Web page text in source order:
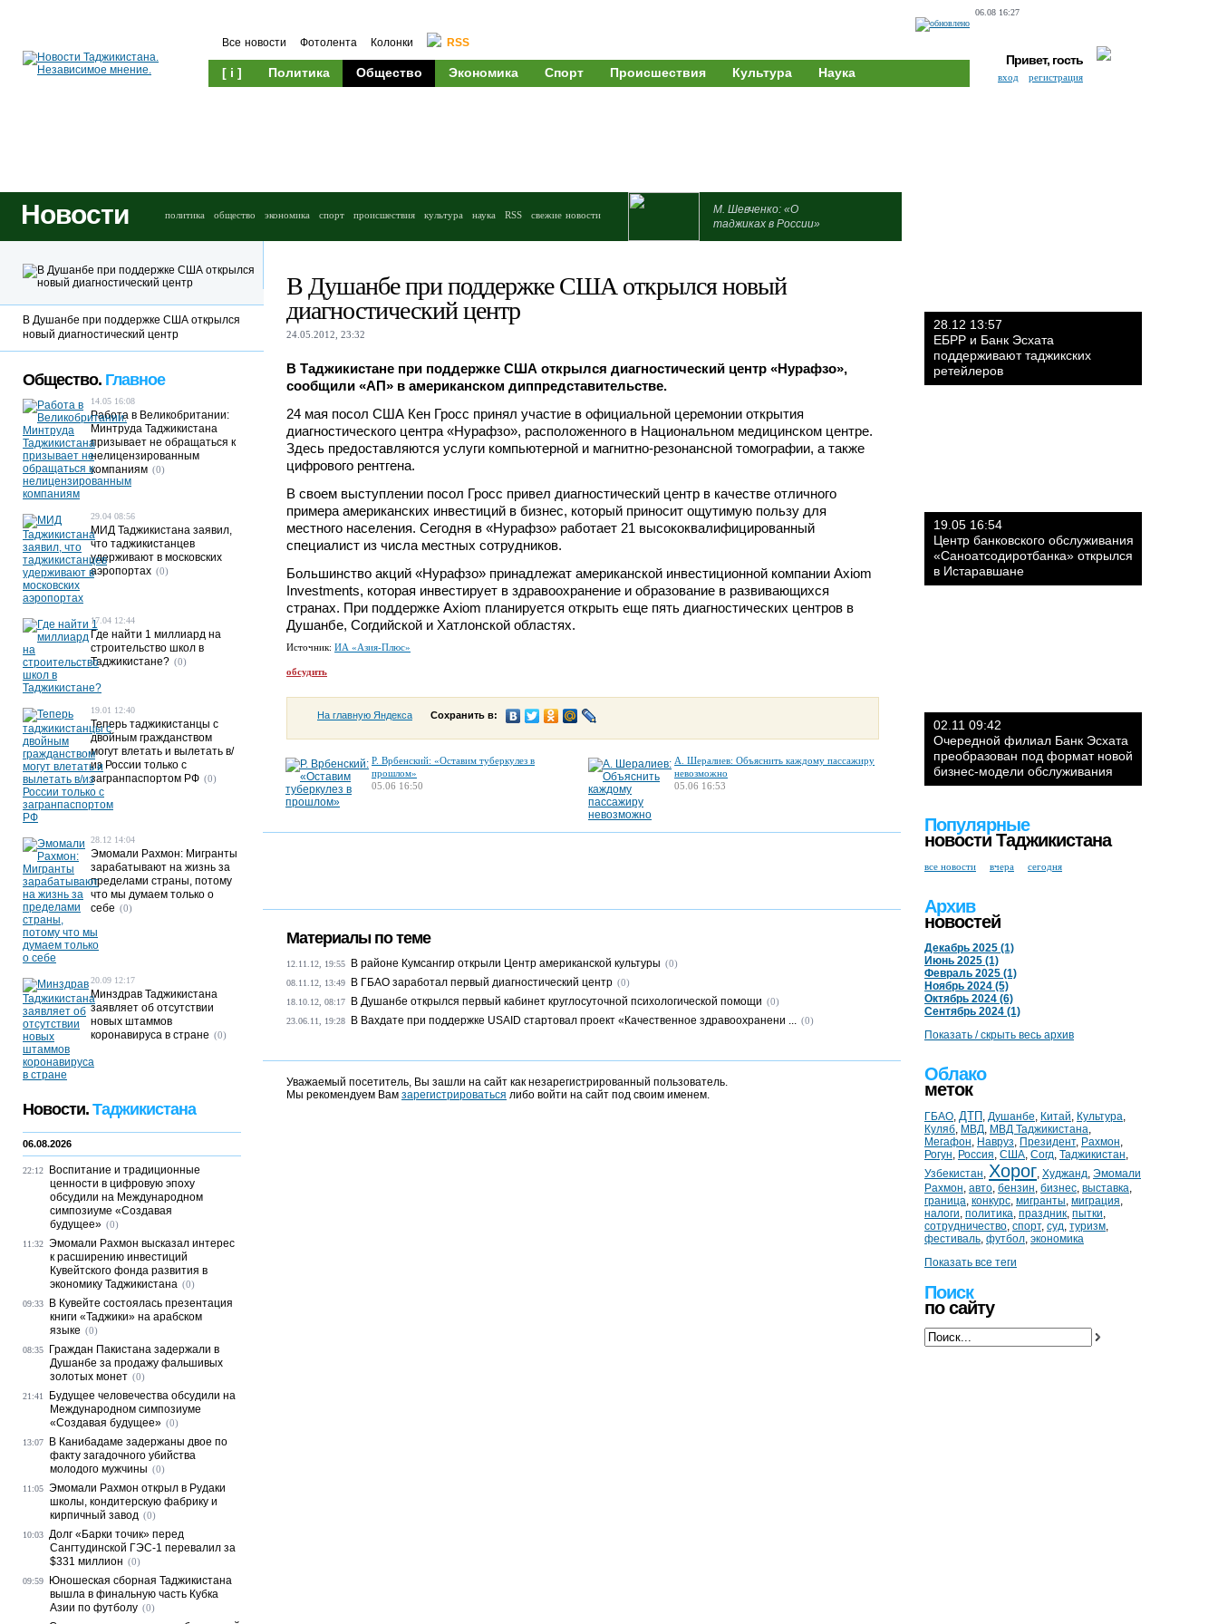
06.08 16:27
Все новости Фотолента Колонки RSS
[ i ] Политика Общество Экономика Спорт Происшествия Культура Наука
Привет, гость
вход регистрация
Новости политика общество экономика спорт происшествия культура наука RSS свежие новости
М. Шевченко: «О
таджиках в России»
В Душанбе при поддержке США открылся новый
диагностический центр
24.05.2012, 23:32
В Таджикистане при поддержке США открылся диагностический центр «Нурафзо»,
сообщили «АП» в американском диппредставительстве.
24 мая посол США Кен Гросс принял участие в официальной церемонии открытия
диагностического центра «Нурафзо», расположенного в Национальном медицинском центре.
Здесь предоставляются услуги компьютерной и магнитно-резонансной томографии, а также
цифрового рентгена.
В своем выступлении посол Гросс привел диагностический центр в качестве отличного
примера американских инвестиций в бизнес, который приносит ощутимую пользу для
местного населения. Сегодня в «Нурафзо» работает 21 высококвалифицированный
специалист из числа местных сотрудников.
Большинство акций «Нурафзо» принадлежат американской инвестиционной компании Axiom
Investments, которая инвестирует в здравоохранение и образование в развивающихся
странах. При поддержке Axiom планируется открыть еще пять диагностических центров в
Душанбе, Согдийской и Хатлонской областях.
Источник: ИА «Азия-Плюс»
обсудить
На главную Яндекса Сохранить в:
Р. Врбенский: «Оставим туберкулез в
прошлом»
05.06 16:50
А. Шералиев: Объяснить каждому пассажиру
невозможно
05.06 16:53
Материалы по теме
12.11.12, 19:55 В районе Кумсангир открыли Центр американской культуры (0)
08.11.12, 13:49 В ГБАО заработал первый диагностический центр (0)
18.10.12, 08:17 В Душанбе открылся первый кабинет круглосуточной психологической помощи (0)
23.06.11, 19:28 В Вахдате при поддержке USAID стартовал проект «Качественное здравоохранени ... (0)
Уважаемый посетитель, Вы зашли на сайт как незарегистрированный пользователь.
Мы рекомендуем Вам зарегистрироваться либо войти на сайт под своим именем.
В Душанбе при поддержке США открылся
новый диагностический центр
Общество. Главное
14.05 16:08
Работа в Великобритании:
Минтруда Таджикистана
призывает не обращаться к
нелицензированным
компаниям (0)
29.04 08:56
МИД Таджикистана заявил,
что таджикистанцев
удерживают в московских
аэропортах (0)
17.04 12:44
Где найти 1 миллиард на
строительство школ в
Таджикистане? (0)
19.01 12:40
Теперь таджикистанцы с
двойным гражданством
могут влетать и вылетать в/
из России только с
загранпаспортом РФ (0)
28.12 14:04
Эмомали Рахмон: Мигранты
зарабатывают на жизнь за
пределами страны, потому
что мы думаем только о
себе (0)
20.09 12:17
Минздрав Таджикистана
заявляет об отсутствии
новых штаммов
коронавируса в стране (0)
Новости. Таджикистана
06.08.2026
22:12
Воспитание и традиционные
ценности в цифровую эпоху
обсудили на Международном
симпозиуме «Создавая
будущее» (0)
11:32 Эмомали Рахмон высказал интерес
к расширению инвестиций
Кувейтского фонда развития в
экономику Таджикистана (0)
09:33
В Кувейте состоялась презентация
книги «Таджики» на арабском
языке (0)
08:35
Граждан Пакистана задержали в
Душанбе за продажу фальшивых
золотых монет (0)
21:41
Будущее человечества обсудили на
Международном симпозиуме
«Создавая будущее» (0)
13:07
В Канибадаме задержаны двое по
факту загадочного убийства
молодого мужчины (0)
11:05 Эмомали Рахмон открыл в Рудаки
школы, кондитерскую фабрику и
кирпичный завод (0)
10:03 Долг «Барки точик» перед
Сангтудинской ГЭС-1 перевалил за
$331 миллион (0)
09:59
Юношеская сборная Таджикистана
вышла в финальную часть Кубка
Азии по футболу (0)
28.12 13:57
ЕБРР и Банк Эсхата
поддерживают таджикских
ретейлеров
19.05 16:54
Центр банковского обслуживания
«Саноатсодиротбанка» открылся
в Истаравшане
02.11 09:42
Очередной филиал Банк Эсхата
преобразован под формат новой
бизнес-модели обслуживания
Популярные
новости Таджикистана
все новости вчера сегодня
Архив
новостей
Декабрь 2025 (1)
Июнь 2025 (1)
Февраль 2025 (1)
Ноябрь 2024 (5)
Октябрь 2024 (6)
Сентябрь 2024 (1)
Показать / скрыть весь архив
Облако
меток
ГБАО, ДТП , Душанбе, Китай, Культура,
Куляб, МВД, МВД Таджикистана,
Мегафон, Навруз, Президент, Рахмон,
Рогун, Россия, США, Согд, Таджикистан,
Узбекистан, Хорог, Худжанд, Эмомали
Рахмон, авто, бензин, бизнес, выставка,
граница, конкурс, мигранты, миграция,
налоги, политика, праздник, пытки,
сотрудничество, спорт, суд, туризм,
фестиваль, футбол, экономика
Показать все теги
Поиск
по сайту